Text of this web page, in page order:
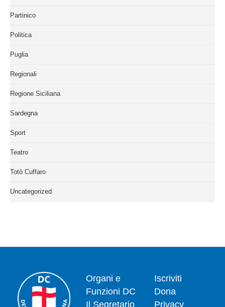
Partinico
Politica
Puglia
Regionali
Regione Siciliana
Sardegna
Sport
Teatro
Totò Cuffaro
Uncategorized
Organi e
Funzioni DC
Il Segretario
Iscriviti
Dona
Privacy